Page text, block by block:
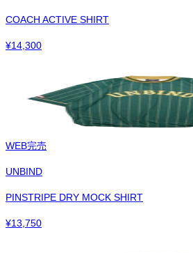
COACH ACTIVE SHIRT
¥14,300
WEB完売
UNBIND
PINSTRIPE DRY MOCK SHIRT
¥13,750